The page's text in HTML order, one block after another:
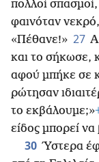
πολλοί
φαινόταν
«Πέθανε!» 27
και το σήκωσε,
αφού μπήκε σε
ρώτησαν
το εκβάλουμε;»
είδος μπορεί
30 Ύστερα